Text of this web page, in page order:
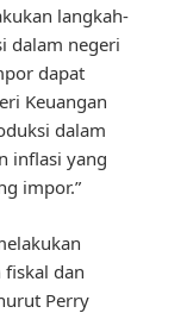
langkah-
dalam negeri
dapat
Keuangan
dalam
inflasi yang
impor.”
dan
Perry